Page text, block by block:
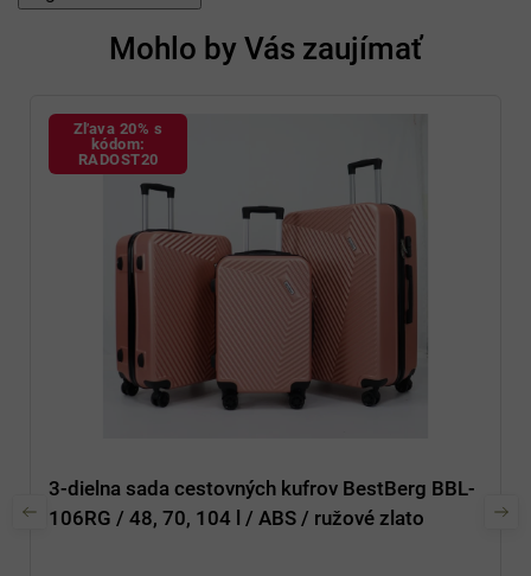
Mohlo by Vás zaujímať
Zľava 20% s
kódom:
RADOST20
3-dielna sada cestovných kufrov BestBerg BBL-
106RG / 48, 70, 104 l / ABS / ružové zlato